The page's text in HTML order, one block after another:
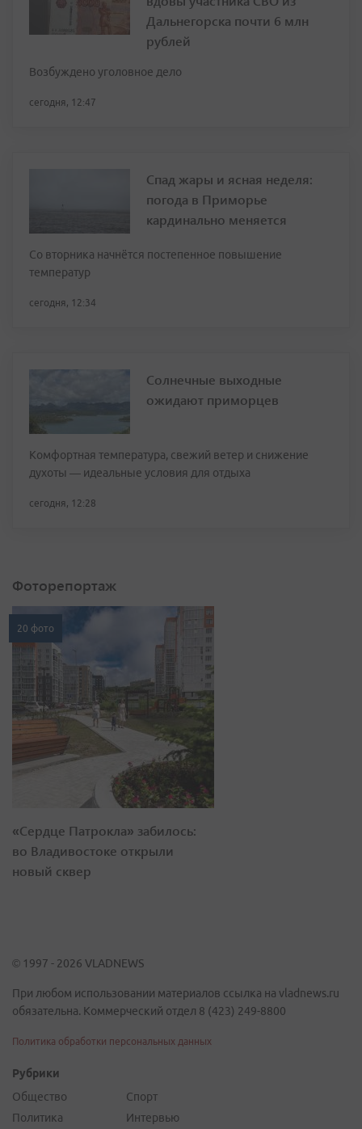
Дальнегорска почти 6 млн
рублей
Возбуждено уголовное дело
сегодня, 12:47
Спад жары и ясная неделя:
погода в Приморье
кардинально меняется
Со вторника начнётся постепенное повышение
температур
сегодня, 12:34
Солнечные выходные
ожидают приморцев
Комфортная температура, свежий ветер и снижение
духоты — идеальные условия для отдыха
сегодня, 12:28
Фоторепортаж
20 фото
«Сердце Патрокла» забилось:
во Владивостоке открыли
новый сквер
© 1997 - 2026 VLADNEWS
При любом использовании материалов ссылка на vladnews.ru
обязательна. Коммерческий отдел 8 (423) 249-8800
Политика обработки персональных данных
Рубрики
Общество
Политика
Спорт
Интервью